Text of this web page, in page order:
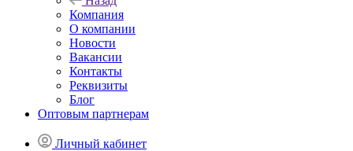
Компания
О компании
Новости
Вакансии
Контакты
Реквизиты
Блог
Оптовым партнерам
Личный кабинет